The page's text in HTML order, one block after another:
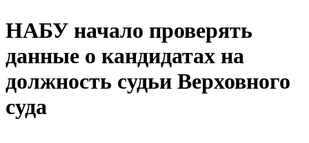
НАБУ начало проверять
данные о кандидатах на
должность судьи Верховного
суда